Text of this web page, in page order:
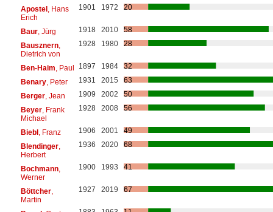
Apostel, Hans
Erich
1901 1972 20
Baur, Jürg 1918 2010
58
Bausznern,
Dietrich von
1928 1980 28
Ben-Haim , Paul 1897 1984
32
Benary, Peter 1931 2015
63
Berger, Jean 1909 2002
50
Beyer, Frank
Michael
1928 2008 56
Biebl, Franz 1906 2001
49
Blendinger,
Herbert
1936 2020 68
Bochmann,
Werner
1900 1993 41
Böttcher,
Martin
1927 2019 67